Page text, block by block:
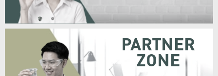
PARTNER
ZONE